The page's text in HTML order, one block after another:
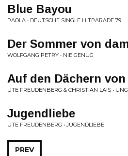
Blue Bayou
PAOLA • DEUTSCHE SINGLE HITPARADE 79
Der Sommer von
WOLFGANG PETRY • NIE GENUG
Auf den Dächern
UTE FREUDENBERG & CHRISTIAN LAIS •
Jugendliebe
UTE FREUDENBERG • JUGENDLIEBE
PREV